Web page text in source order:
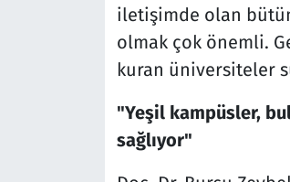
iletişimde olan
olmak çok önemli.
kuran üniversiteler
"Yeşil kampüsler,
sağlıyor"